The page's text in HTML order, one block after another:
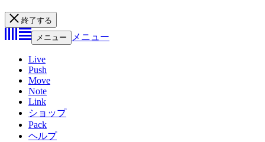
終了する
メニュー
メニュー
Live
Push
Move
Note
Link
ショップ
Pack
ヘルプ